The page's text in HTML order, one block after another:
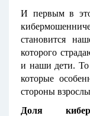
И первым в
становится
которого
и наши дети. То
которые
стороны
Доля